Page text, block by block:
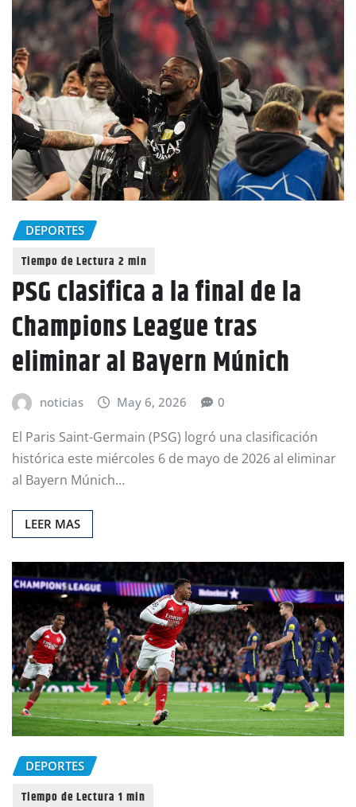
DEPORTES
PSG clasifica a la final de la
Champions League tras
eliminar al Bayern Múnich
noticias May 6, 2026 0
El Paris Saint-Germain (PSG) logró una clasificación
histórica este miércoles 6 de mayo de 2026 al eliminar
al Bayern Múnich…
LEER MAS
DEPORTES